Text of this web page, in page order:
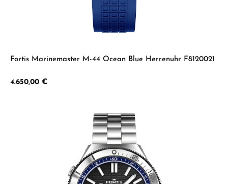
Fortis Marinemaster M-44 Ocean Blue Herrenuhr F8120021
Regulärer Preis:
4.650,00 €